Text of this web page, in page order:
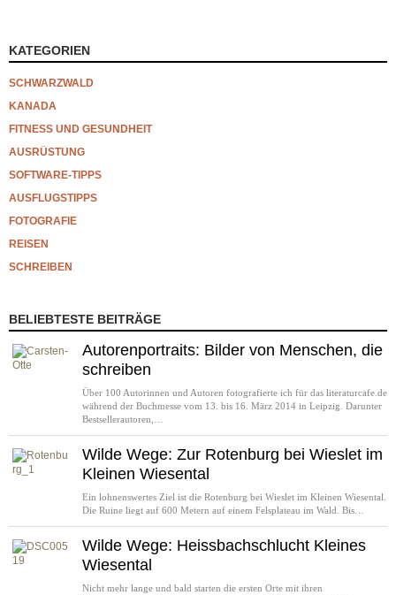
KATEGORIEN
SCHWARZWALD
KANADA
FITNESS UND GESUNDHEIT
AUSRÜSTUNG
SOFTWARE-TIPPS
AUSFLUGSTIPPS
FOTOGRAFIE
REISEN
SCHREIBEN
BELIEBTESTE BEITRÄGE
Autorenportraits: Bilder von Menschen, die
schreiben
Über 100 Autorinnen und Autoren fotografierte ich für das literaturcafe.de
während der Buchmesse vom 13. bis 16. März 2014 in Leipzig. Darunter
Bestsellerautoren,…
Wilde Wege: Zur Rotenburg bei Wieslet im
Kleinen Wiesental
Ein lohnenswertes Ziel ist die Rotenburg bei Wieslet im Kleinen Wiesental.
Die Ruine liegt auf 600 Metern auf einem Felsplateau im Wald. Bis…
Wilde Wege: Heissbachschlucht Kleines
Wiesental
Nicht mehr lange und bald starten die ersten Orte mit ihren